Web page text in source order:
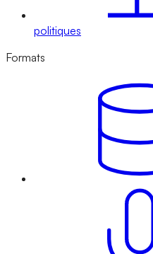
politiques
Formats